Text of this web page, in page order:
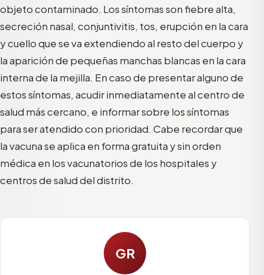
objeto contaminado. Los síntomas son fiebre alta,
secreción nasal, conjuntivitis, tos, erupción en la cara
y cuello que se va extendiendo al resto del cuerpo y
la aparición de pequeñas manchas blancas en la cara
interna de la mejilla. En caso de presentar alguno de
estos síntomas, acudir inmediatamente al centro de
salud más cercano, e informar sobre los síntomas
para ser atendido con prioridad. Cabe recordar que
la vacuna se aplica en forma gratuita y sin orden
médica en los vacunatorios de los hospitales y
centros de salud del distrito.
GR